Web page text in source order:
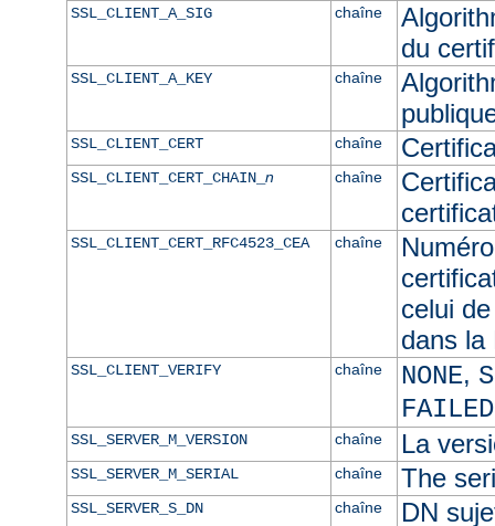
SSL_CLIENT_A_SIG chaîne
du
SSL_CLIENT_A_KEY chaîne
SSL_CLIENT_CERT chaîne
SSL_CLIENT_CERT_CHAIN_ n chaîne
SSL_CLIENT_CERT_RFC4523_CEA chaîne
celui
dans la
SSL_CLIENT_VERIFY chaîne NONE,
SSL_SERVER_M_VERSION chaîne La
SSL_SERVER_M_SERIAL chaîne The
SSL_SERVER_S_DN chaîne DN